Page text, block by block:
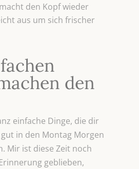
den Kopf wieder
aus um sich frischer
den
einfache Dinge, die dir
in den Montag Morgen
Mir ist diese Zeit noch
geblieben,